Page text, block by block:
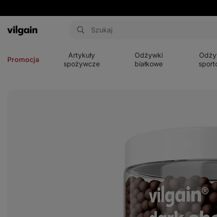
Aktin
Promocja
Artykuły
spożywcze
Odżywki
białkowe